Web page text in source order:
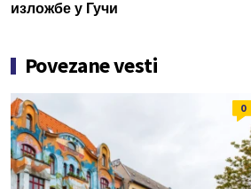
изложбе у Гучи
Povezane vesti
0